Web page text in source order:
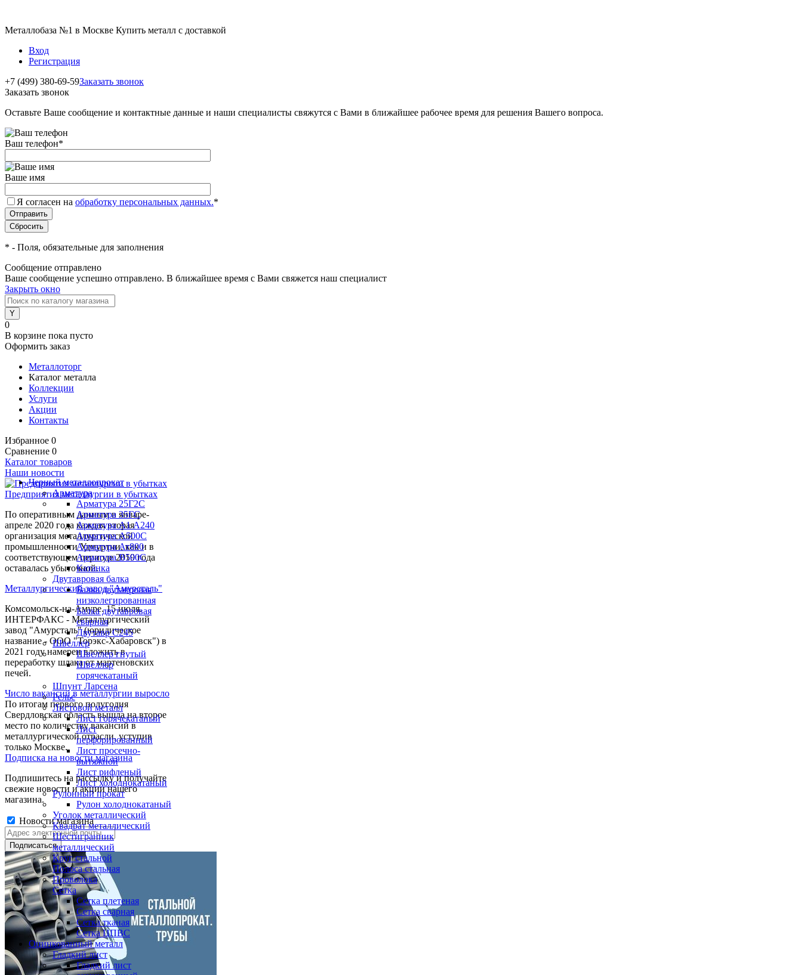
Металлобаза №1 в Москве Купить металл с доставкой
Вход
Регистрация
+7 (499) 380-69-59Заказать звонок
Заказать звонок
Оставьте Ваше сообщение и контактные данные и наши специалисты свяжутся с Вами в ближайшее рабочее время для решения Вашего вопроса.
Ваш телефон*
Ваше имя
Я согласен на обработку персональных данных.*
* - Поля, обязательные для заполнения
Сообщение отправлено
Ваше сообщение успешно отправлено. В ближайшее время с Вами свяжется наш специалист
Закрыть окно
0
В корзине пока пусто
Оформить заказ
Металлоторг
Каталог металла
Коллекции
Услуги
Акции
Контакты
Избранное 0
Сравнение 0
Каталог товаров
Черный металлопрокат
Арматура
Арматура 25Г2С
Арматура 35ГС
Арматура А1 А240
Арматура А500С
Арматура Ат800
Арматура В500С
Катанка
Двутавровая балка
Балка двутавровая
низколегированная
Балка двутавровая
сварная
Двутавр С245
Швеллер
Швеллер гнутый
Швеллер
горячекатаный
Шпунт Ларсена
Рельс
Листовой металл
Лист горячекатаный
Лист
перфорированный
Лист просечно-
вытяжной
Лист рифленый
Лист холоднокатаный
Рулонный прокат
Рулон холоднокатаный
Уголок металлический
Квадрат металлический
Шестигранник
металлический
Круг стальной
Полоса стальная
Проволока
Сетка
Сетка плетеная
Сетка сварная
Сетка тканая
Сетка ЦПВС
Оцинкованный металл
Гладкий лист
Гладкий лист
Наши новости
Предприятия металлургии в убытках
По оперативным данным в январе-
апреле 2020 года каждая вторая
организация металлургической
промышленности Удмуртии, как и в
соответствующем периоде 2019 года
оставалась убыточной.
Металлургический завод "Амурсталь"
Комсомольск-на-Амуре. 15 июля.
ИНТЕРФАКС - Металлургический
завод "Амурсталь" (юридическое
название - ООО "Торэкс-Хабаровск") в
2021 году намерен вложить в
переработку шлака от мартеновских
печей.
Число вакансий в металлургии выросло
По итогам первого полугодия
Свердловская область вышла на второе
место по количеству вакансий в
металлургической отрасли, уступив
только Москве.
Подписка на новости магазина
Подпишитесь на рассылку и получайте
свежие новости и акции нашего
магазина.
Новости магазина